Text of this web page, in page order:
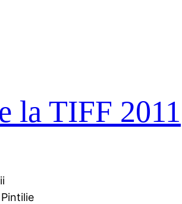
la TIFF 2011